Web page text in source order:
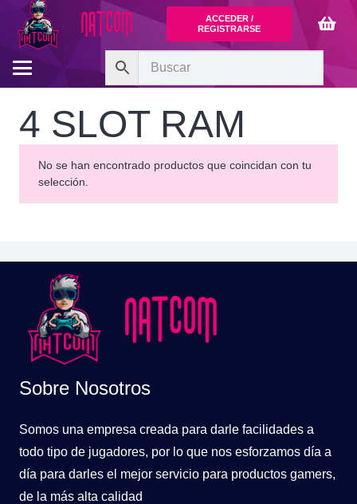
ACCEDER /
REGISTRARSE
4 SLOT RAM
No se han encontrado productos que coincidan con tu
selección.
Sobre Nosotros
Somos una empresa creada para darle facilidades a
todo tipo de jugadores, por lo que nos esforzamos día a
día para darles el mejor servicio para productos gamers,
de la más alta calidad